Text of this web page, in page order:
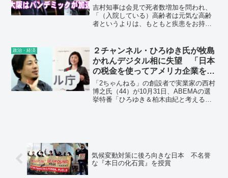
吉村知事は会見で死者数増加を問われ、
「（入院している）高齢者は元気な高齢
者というよりは、もともと疾患をお持ち
家の意見をしっかりと受け止めて感染対
策を講じるしかないんじゃないです
か？」と、投げやりモード全開。「医療
放棄のそしりは免れない」（昭和大医学
部客員教授の二木芳人氏、臨床感染症
学）
政治・経済
２チャンネル・ひろゆき氏が牧島
かれんデジタル相に失望 「日本
の税金を使ってアメリカ企業を支
援」
「2ちゃんねる」の創設者で実業家の西村
博之氏（44）が10月31日、ABEMAの選
挙特番「ひろゆき＆柏木由紀と考える総
日本が浮上することはないなと確信しま
した」
気候変動対策に後ろ向きな日本 不名誉
な『本日の化石賞』を授賞